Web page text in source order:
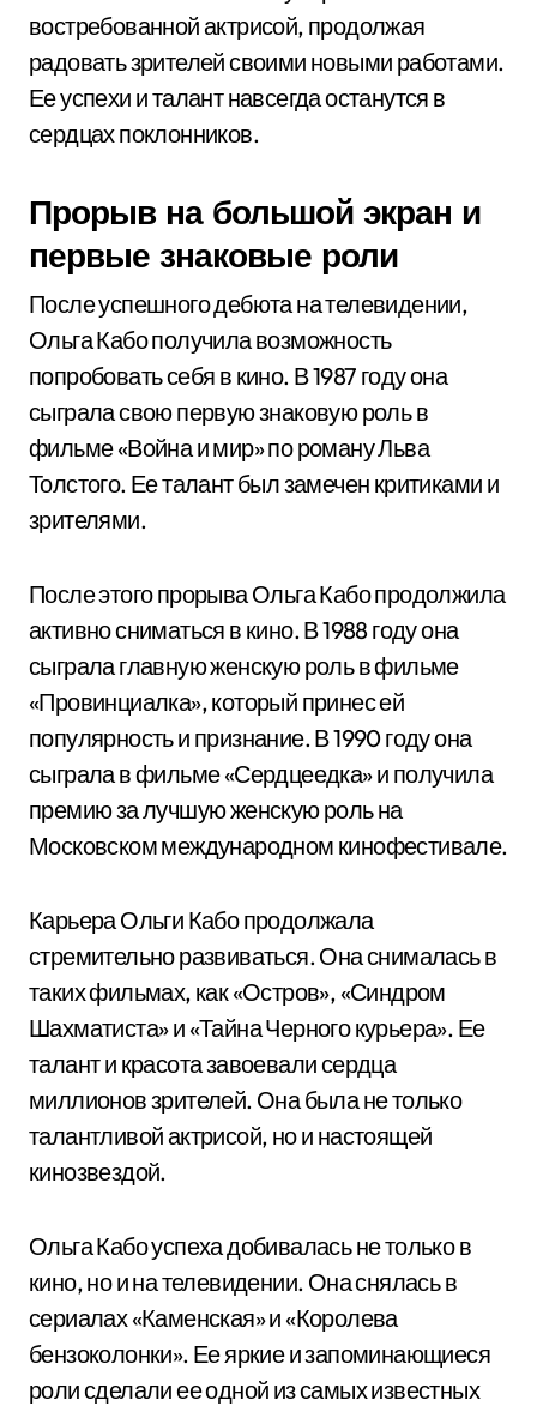
востребованной актрисой, продолжая
радовать зрителей своими новыми работами.
Ее успехи и талант навсегда останутся в
сердцах поклонников.
Прорыв на большой экран и
первые знаковые роли
После успешного дебюта на телевидении,
Ольга Кабо получила возможность
попробовать себя в кино. В 1987 году она
сыграла свою первую знаковую роль в
фильме «Война и мир» по роману Льва
Толстого. Ее талант был замечен критиками и
зрителями.
После этого прорыва Ольга Кабо продолжила
активно сниматься в кино. В 1988 году она
сыграла главную женскую роль в фильме
«Провинциалка», который принес ей
популярность и признание. В 1990 году она
сыграла в фильме «Сердцеедка» и получила
премию за лучшую женскую роль на
Московском международном кинофестивале.
Карьера Ольги Кабо продолжала
стремительно развиваться. Она снималась в
таких фильмах, как «Остров», «Синдром
Шахматиста» и «Тайна Черного курьера». Ее
талант и красота завоевали сердца
миллионов зрителей. Она была не только
талантливой актрисой, но и настоящей
кинозвездой.
Ольга Кабо успеха добивалась не только в
кино, но и на телевидении. Она снялась в
сериалах «Каменская» и «Королева
бензоколонки». Ее яркие и запоминающиеся
роли сделали ее одной из самых известных